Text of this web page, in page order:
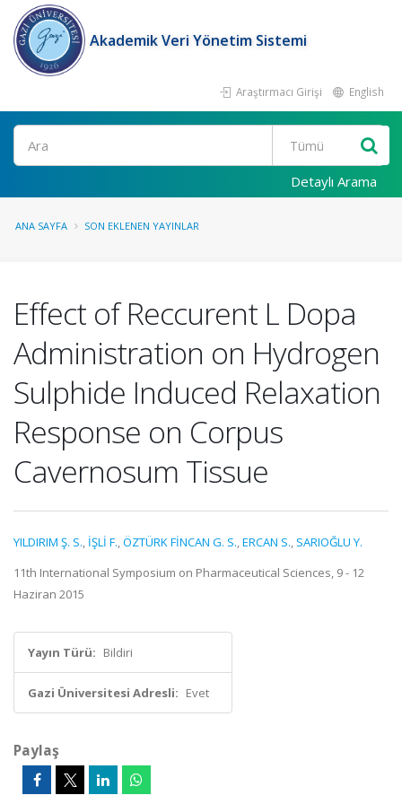
Akademik Veri Yönetim Sistemi
Araştırmacı Girişi English
Ara
Detaylı Arama
ANA SAYFA SON EKLENEN YAYINLAR
Effect of Reccurent L Dopa
Administration on Hydrogen
Sulphide Induced Relaxation
Response on Corpus
Cavernosum Tissue
YILDIRIM Ş. S., İŞLİ F.,ÖZTÜRK FİNCAN G. S.,ERCAN S., SARIOĞLU Y.
11th International Symposium on Pharmaceutical Sciences, 9 - 12
Haziran 2015
Yayın Türü: Bildiri
Gazi Üniversitesi Adresli: Evet
Paylaş